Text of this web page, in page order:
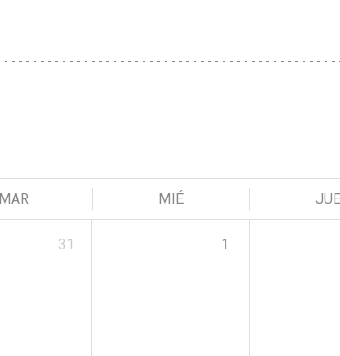
MAR MIÉ JUE
31 1